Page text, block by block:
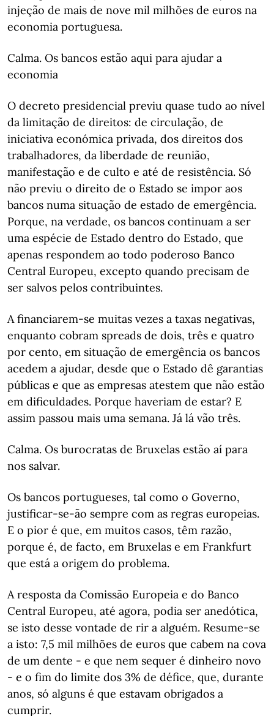
injeção de mais de nove mil milhões de euros na
economia portuguesa.
Calma. Os bancos estão aqui para ajudar a
economia
O decreto presidencial previu quase tudo ao nível
da limitação de direitos: de circulação, de
iniciativa económica privada, dos direitos dos
trabalhadores, da liberdade de reunião,
manifestação e de culto e até de resistência. Só
não previu o direito de o Estado se impor aos
bancos numa situação de estado de emergência.
Porque, na verdade, os bancos continuam a ser
uma espécie de Estado dentro do Estado, que
apenas respondem ao todo poderoso Banco
Central Europeu, excepto quando precisam de
ser salvos pelos contribuintes.
A financiarem-se muitas vezes a taxas negativas,
enquanto cobram spreads de dois, três e quatro
por cento, em situação de emergência os bancos
acedem a ajudar, desde que o Estado dê garantias
públicas e que as empresas atestem que não estão
em dificuldades. Porque haveriam de estar? E
assim passou mais uma semana. Já lá vão três.
Calma. Os burocratas de Bruxelas estão aí para
nos salvar.
Os bancos portugueses, tal como o Governo,
justificar-se-ão sempre com as regras europeias.
E o pior é que, em muitos casos, têm razão,
porque é, de facto, em Bruxelas e em Frankfurt
que está a origem do problema.
A resposta da Comissão Europeia e do Banco
Central Europeu, até agora, podia ser anedótica,
se isto desse vontade de rir a alguém. Resume-se
a isto: 7,5 mil milhões de euros que cabem na cova
de um dente - e que nem sequer é dinheiro novo
- e o fim do limite dos 3% de défice, que, durante
anos, só alguns é que estavam obrigados a
cumprir.